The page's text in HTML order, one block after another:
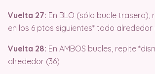
Vuelta 27: En BLO (sólo bucle trasero),
en los 6 ptos siguientes* todo alrededor
Vuelta 28: En AMBOS bucles, repite
alrededor (36)